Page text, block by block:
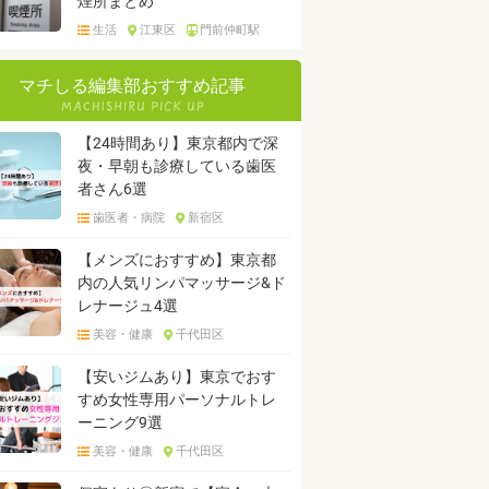
生活 江東区 門前仲町駅
マチしる編集部おすすめ記事
【24時間あり】東京都内で深
夜・早朝も診療している歯医
者さん6選
歯医者・病院 新宿区
【メンズにおすすめ】東京都
内の人気リンパマッサージ&ド
レナージュ4選
美容・健康 千代田区
【安いジムあり】東京でおす
すめ女性専用パーソナルトレ
ーニング9選
美容・健康 千代田区